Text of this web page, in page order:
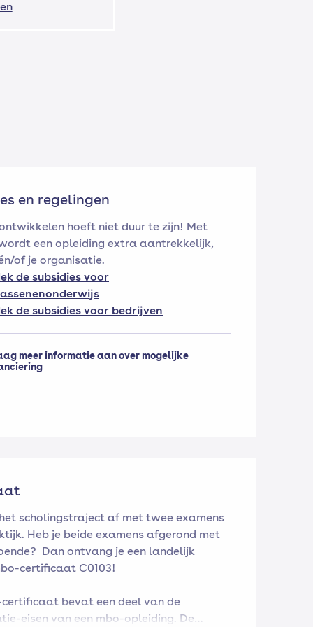
en regelingen
hoeft niet duur te zijn! Met
een opleiding extra aantrekkelijk,
of je organisatie.
de subsidies voor
de subsidies voor bedrijven
meer informatie aan over mogelijke
scholingstraject af met twee examens
Heb je beide examens afgerond met
Dan ontvang je een landelijk
certificaat C0103!
certificaat bevat een deel van de
eisen van een mbo-opleiding. De